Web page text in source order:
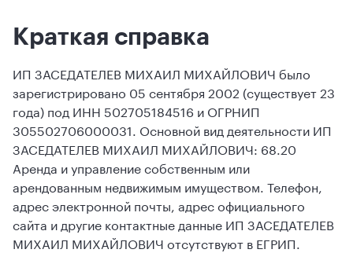
Краткая справка
ИП ЗАСЕДАТЕЛЕВ МИХАИЛ МИХАЙЛОВИЧ было
зарегистрировано 05 сентября 2002 (существует 23
года) под ИНН 502705184516 и ОГРНИП
305502706000031. Основной вид деятельности ИП
ЗАСЕДАТЕЛЕВ МИХАИЛ МИХАЙЛОВИЧ: 68.20
Аренда и управление собственным или
арендованным недвижимым имуществом. Телефон,
адрес электронной почты, адрес официального
сайта и другие контактные данные ИП ЗАСЕДАТЕЛЕВ
МИХАИЛ МИХАЙЛОВИЧ отсутствуют в ЕГРИП.